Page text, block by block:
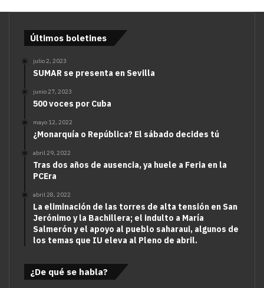
Últimos boletines
julio 2, 2023
SUMAR se presenta en Sevilla
junio 27, 2023
500 voces por Cuba
mayo 12, 2022
¿Monarquía o República? El sábado decides tú
abril 29, 2022
Tras dos años de ausencia, ya huele a Feria en la
PCEra
abril 28, 2022
La eliminación de las torres de alta tensión en San
Jerónimo y la Bachillera; el indulto a María
Salmerón y el apoyo al pueblo saharaui, algunos de
los temas que IU eleva al Pleno de abril.
¿De qué se habla?